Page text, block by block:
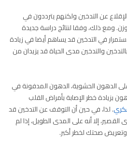
عن التدخين ولكنهم يترددون في
ومع ذلك، وفقا لنتائج دراسة جديدة
في التدخين قد يساهم أيضا في زيادة
والتدخين مدى الحياة قد يزيدان من
الدهون الحشوية، الدهون المدفونة في
بزيادة خطر الإصابة بأمراض القلب
. لذا، في حين أن التوقف عن التدخين قد
إلا أنه على المدى الطويل، إذا لم
صحتك لخطر أكبر.